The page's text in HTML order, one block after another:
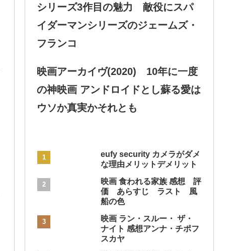
シリーズ3作目の魅力 敵役にスパ
イダーマンシリーズのジェームズ・
フランコ
映画アーカイヴ(2020) 10年に一度
の神映画 アンドロイドとし蘇る愛は
ウソか真実かそれとも
eufy security カメラがダメ
な理由メリットデメリット
映画 食われる家族 感想 評
価 あらすじ ラスト 風
船の色
映画 ラン・スルー・ ザ・
ナイト 感想アンナ・チポフ
スカヤ